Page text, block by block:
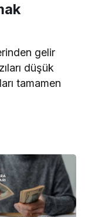
gelir
düşük
tamamen